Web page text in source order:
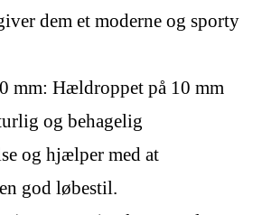
dem et moderne og sporty
mm: Hældroppet på 10 mm
og behagelig
og hjælper med at
god løbestil.